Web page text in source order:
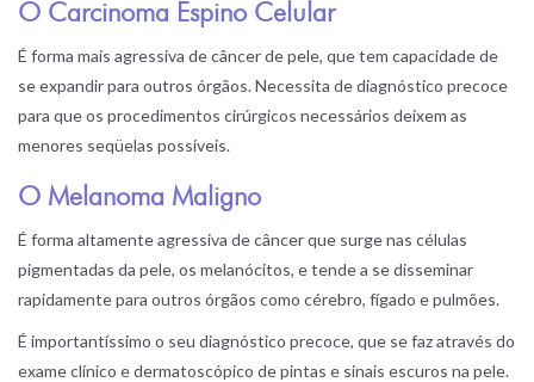
O Carcinoma Espino Celular
É forma mais agressiva de câncer de pele, que tem capacidade de
se expandir para outros órgãos. Necessita de diagnóstico precoce
para que os procedimentos cirúrgicos necessários deixem as
menores seqüelas possíveis.
O Melanoma Maligno
É forma altamente agressiva de câncer que surge nas células
pigmentadas da pele, os melanócitos, e tende a se disseminar
rapidamente para outros órgãos como cérebro, fígado e pulmões.
É importantíssimo o seu diagnóstico precoce, que se faz através do
exame clínico e dermatoscópico de pintas e sinais escuros na pele.